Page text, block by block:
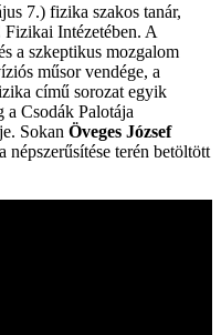
7.) fizika szakos tanár,
Intézetében. A
a szkeptikus mozgalom
műsor vendége, a
című sorozat egyik
a Csodák Palotája
Sokan Öveges József
terén betöltött